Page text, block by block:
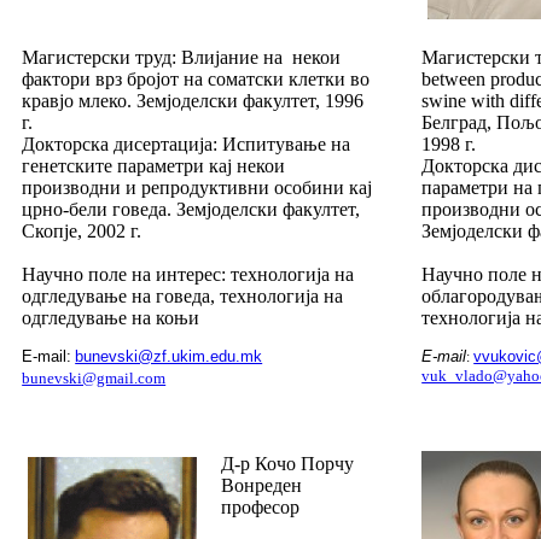
Магистерски труд: Влијание на некои
фактори врз бројот на соматски клетки во
кравјо млеко. Земјоделски факултет, 1996
г.
Докторска дисертација: Испитување на
генетските параметри кај некои
производни и репродуктивни особини кај
црно-бели говеда. Земјоделски факултет,
Скопје, 2002 г.
Научно поле на интерес: технологија на
одгледување на говеда, технологија на
одгледување на коњи
E-mail: bunevski@zf.ukim.edu.mk
bunevski@gmail.com
Магистерски
between
swine with
Белград,
1998 г.
Докторска
параметри на
производни
Земјоделски
Научно поле
технологија
E-mail:
Д-р Кочо Порчу
Вонреден
професор